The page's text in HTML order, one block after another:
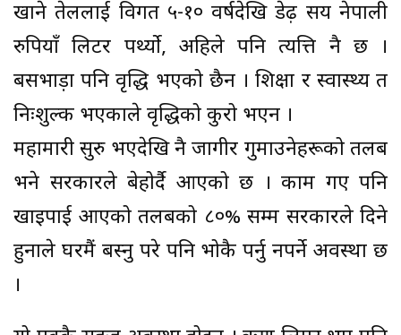
खाने तेललाई विगत ५-१० वर्षदेखि डेढ़ सय नेपाली
रुपियाँ लिटर पर्थ्यो, अहिले पनि त्यत्ति नै छ ।
बसभाड़ा पनि वृद्धि भएको छैन । शिक्षा र स्वास्थ्य त
निःशुल्क भएकाले वृद्धिको कुरो भएन ।
महामारी सुरु भएदेखि नै जागीर गुमाउनेहरूको तलब
भने सरकारले बेहोर्दै आएको छ । काम गए पनि
खाइपाई आएको तलबको ८०% सम्म सरकारले दिने
हुनाले घरमैं बस्नु परे पनि भोकै पर्नु नपर्ने अवस्था छ
।